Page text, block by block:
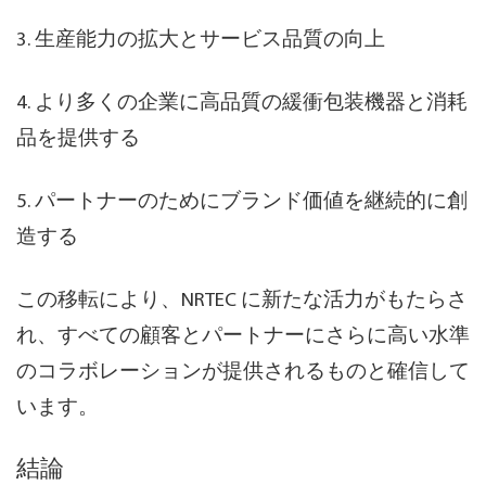
3. 生産能力の拡大とサービス品質の向上
4. より多くの企業に高品質の緩衝包装機器と消耗
品を提供する
5. パートナーのためにブランド価値を継続的に創
造する
この移転により、NRTEC に新たな活力がもたらさ
れ、すべての顧客とパートナーにさらに高い水準
のコラボレーションが提供されるものと確信して
います。
結論